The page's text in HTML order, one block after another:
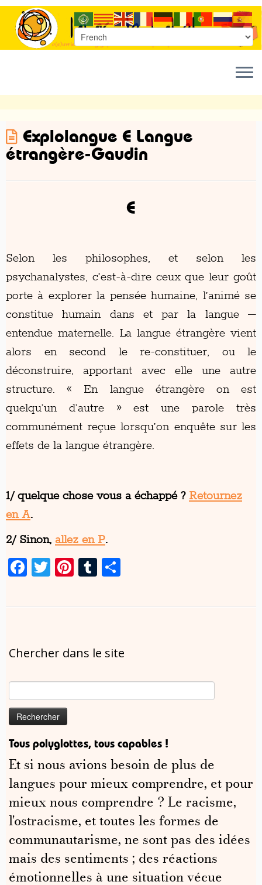
au
contenu
Explolangue E Langue
étrangère-Gaudin
E
Selon les philosophes, et selon les
psychanalystes, c’est-à-dire ceux que leur goût
porte à explorer la pensée humaine, l’animé se
constitue humain dans et par la langue –
entendue maternelle. La langue étrangère vient
alors en second le re-constituer, ou le
déconstruire, apportant avec elle une autre
structure. « En langue étrangère on est
quelqu’un d’autre » est une parole très
communément reçue lorsqu’on enquête sur les
effets de la langue étrangère.
1/ quelque chose vous a échappé ? Retournez
en A.
2/ Sinon, allez en P.
Facebook
Twitter
Pinterest
Tumblr
Chercher dans le site
Rechercher :
Tous polyglottes, tous capables !
Et si nous avions besoin de plus de
langues pour mieux comprendre, et pour
mieux nous comprendre ? Le racisme,
l'ostracisme, et toutes les formes de
communautarisme, ne sont pas des idées
mais des sentiments ; des réactions
émotionnelles à une situation vécue